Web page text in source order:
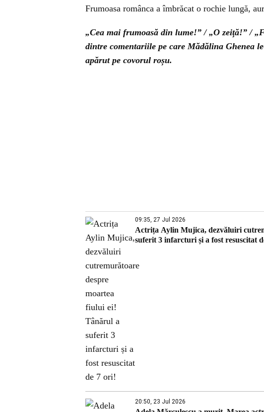
Frumoasa românca a îmbrăcat o rochie lungă,
„Cea mai frumoasă din lume!” / „O zeiţă!” /
dintre comentariile pe care Mădălina Ghenea
apărut pe covorul roșu.
09:35, 27 Jul 2026
Actrița Aylin Mujica, dezvăluiri
suferit 3 infarcturi și a fost resuscitat
20:50, 23 Jul 2026